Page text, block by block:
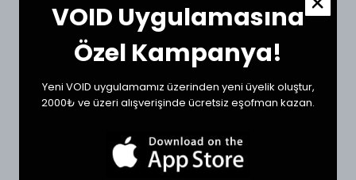
BEDEN
Medium 72 64
75
VOID Uygulamasına
Özel Kampanya!
Yeni VOID uygulamamız üzerinden yeni üyelik oluştur,
2000₺ ve üzeri alışverişinde ücretsiz eşofman kazan.